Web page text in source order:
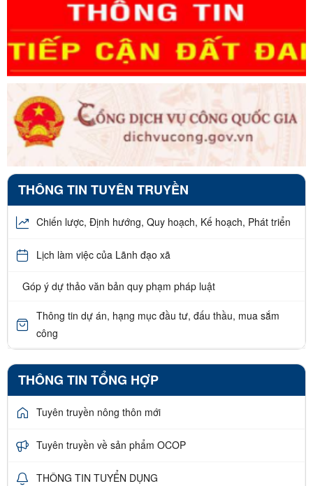
THÔNG TIN TUYÊN TRUYỀN
Chiến lược, Định hướng, Quy hoạch, Kế hoạch, Phát triển
Lịch làm việc của Lãnh đạo xã
Góp ý dự thảo văn bản quy phạm pháp luật
Thông tin dự án, hạng mục đầu tư, đấu thầu, mua sắm
công
THÔNG TIN TỔNG HỢP
Tuyên truyền nông thôn mới
Tuyên truyền về sản phẩm OCOP
THÔNG TIN TUYỂN DỤNG